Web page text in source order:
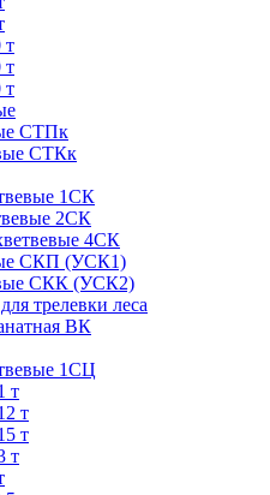
т
т
т
СТПк
СТКк
1СК
2СК
4СК
СКП (УСК1)
СКК (УСК2)
трелевки леса
ВК
1СЦ
т
т
т
т